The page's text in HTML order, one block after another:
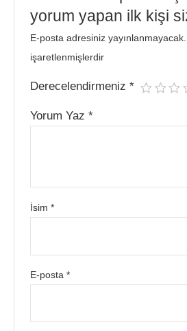
yorum yapan ilk kişi
E-posta adresiniz yayınlanmayacak.
işaretlenmişlerdir
Derecelendirmeniz*
Yorum Yaz*
İsim*
E-posta*